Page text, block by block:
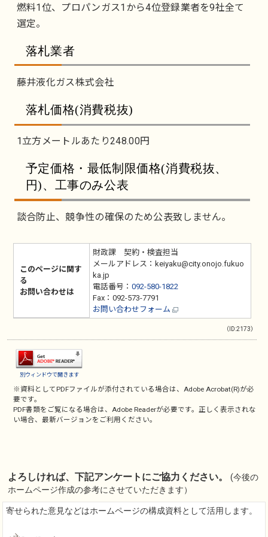
燃料1位、プロパンガス1から4位登録業者を9社全て
選定。
落札業者
藤井液化ガス株式会社
落札価格(消費税抜)
1立方メートルあたり248.00円
予定価格・最低制限価格(消費税抜、
円)、工事のみ公表
談合防止、競争性の確保のため公表致しません。
このページに関す
る
お問い合わせは
財政課 契約・検査担当
メールアドレス：keiyaku@city.onojo.fukuo
ka.jp
電話番号： 092-580-1822
Fax：092-573-7791
お問い合わせフォーム
（ID:2173）
別ウィンドウで開きます
※資料としてPDFファイルが添付されている場合は、Adobe Acrobat(R)が必
要です。
PDF書類をご覧になる場合は、Adobe Readerが必要です。正しく表示されな
い場合、最新バージョンをご利用ください。